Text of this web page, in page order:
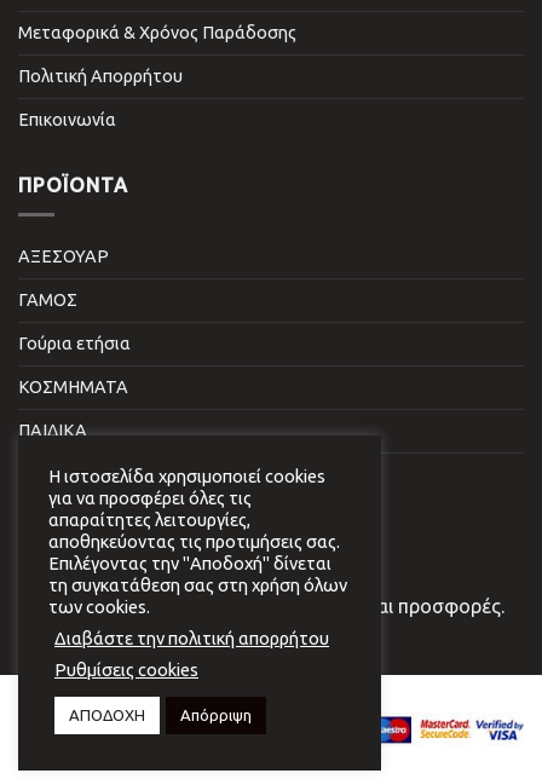
Μεταφορικά & Χρόνος Παράδοσης
Πολιτική Απορρήτου
Επικοινωνία
ΠΡΟΪΌΝΤΑ
ΑΞΕΣΟΥΑΡ
ΓΑΜΟΣ
Γούρια ετήσια
ΚΟΣΜΗΜΑΤΑ
ΠΑΙΔΙΚΑ
ΣΠΙΤΙ & ΓΡΑΦΕΙΟ
NEWSLETTER
Εγγραφείτε στο newsletter μας για νέα και προσφορές.
Copyright 2026 © Virginia
Website developmentby
Η ιστοσελίδα χρησιμοποιεί cookies
για να προσφέρει όλες τις
απαραίτητες λειτουργίες,
αποθηκεύοντας τις προτιμήσεις σας.
Επιλέγοντας την "Αποδοχή" δίνεται
τη συγκατάθεση σας στη χρήση όλων
των cookies.
Διαβάστε την πολιτική απορρήτου
Ρυθμίσεις cookies
ΑΠΟΔΟΧΗ Απόρριψη